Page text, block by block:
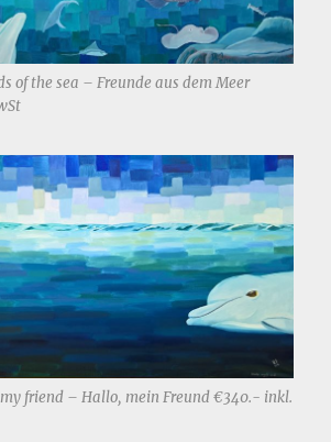
of the sea – Freunde aus dem Meer
friend – Hallo, mein Freund €340.- inkl.